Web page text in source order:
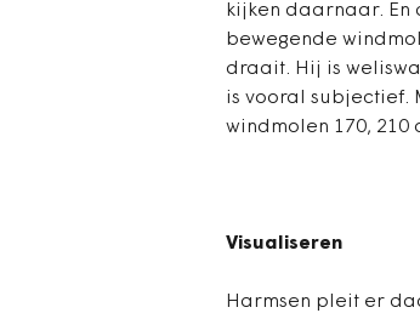
kijken daarnaar. En
bewegende
draait. Hij is
is vooral subjectief.
windmolen 170, 210
Visualiseren
Harmsen pleit er